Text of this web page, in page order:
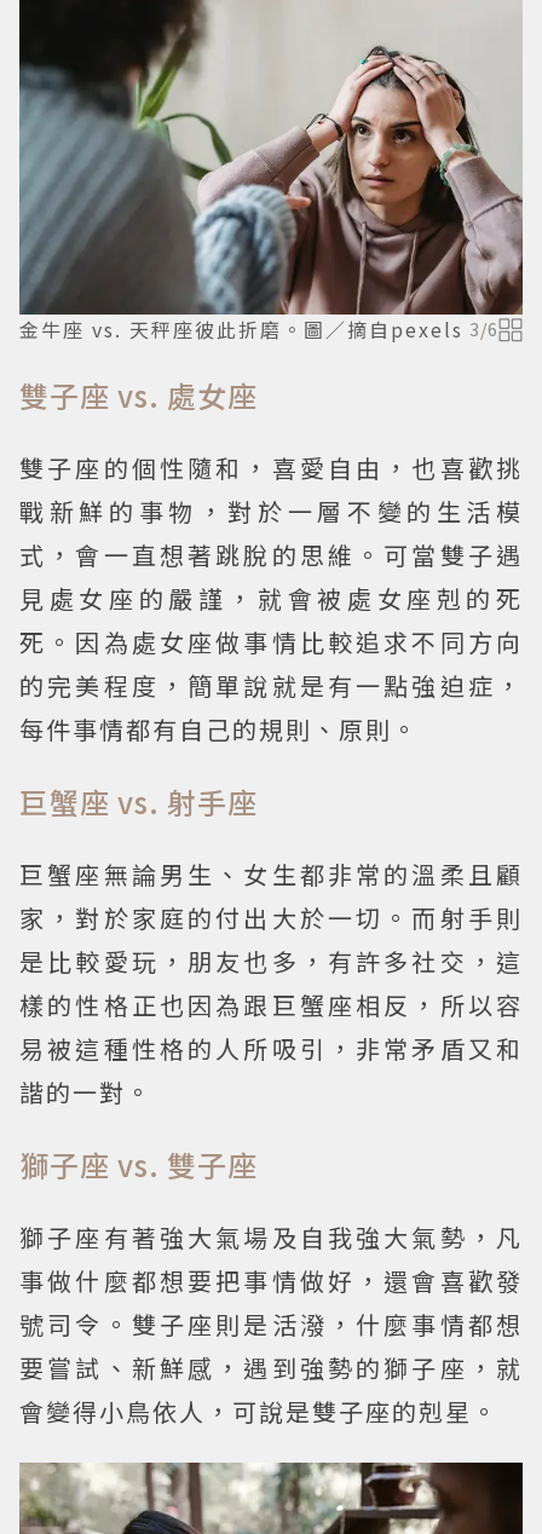
金牛座 vs. 天秤座彼此折磨。圖／摘自pexels 3/6
雙子座 vs. 處女座
雙子座的個性隨和，喜愛自由，也喜歡挑
戰新鮮的事物，對於一層不變的生活模
式，會一直想著跳脫的思維。可當雙子遇
見處女座的嚴謹，就會被處女座剋的死
死。因為處女座做事情比較追求不同方向
的完美程度，簡單說就是有一點強迫症，
每件事情都有自己的規則、原則。
巨蟹座 vs. 射手座
巨蟹座無論男生、女生都非常的溫柔且顧
家，對於家庭的付出大於一切。而射手則
是比較愛玩，朋友也多，有許多社交，這
樣的性格正也因為跟巨蟹座相反，所以容
易被這種性格的人所吸引，非常矛盾又和
諧的一對。
獅子座 vs. 雙子座
獅子座有著強大氣場及自我強大氣勢，凡
事做什麼都想要把事情做好，還會喜歡發
號司令。雙子座則是活潑，什麼事情都想
要嘗試、新鮮感，遇到強勢的獅子座，就
會變得小鳥依人，可說是雙子座的剋星。